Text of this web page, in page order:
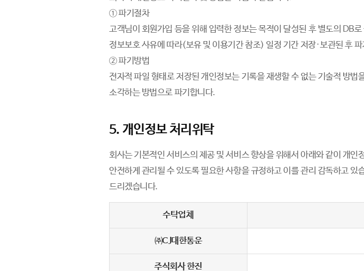
① 파기절차
고객님이 회원가입 등을 위해 입력한 정보는 목적이 달성된 후 별도의 DB
정보보호 사유에 따라(보유 및 이용기간 참조) 일정 기간 저장∙보관된 후
② 파기방법
전자적 파일 형태로 저장된 개인정보는 기록을 재생할 수 없는 기술적 방
소각하는 방법으로 파기합니다.
5. 개인정보 처리위탁
회사는 기본적인 서비스의 제공 및 서비스 향상을 위해서 아래와 같이 개
안전하게 관리될 수 있도록 필요한 사항을 규정하고 이를 관리 감독하고
드리겠습니다.
수탁업체
㈜CJ대한통운
주식회사 한진